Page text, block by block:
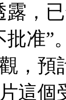
露，
批准”
，預
這個